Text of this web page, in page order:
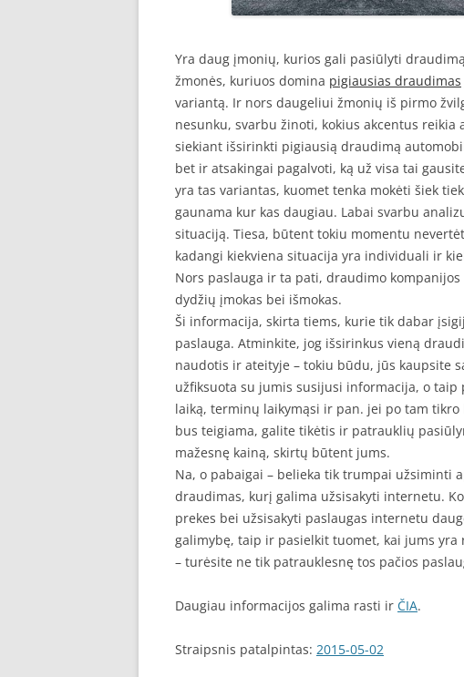
Yra daug įmonių, kurios gali pasiūlyti
žmonės, kuriuos domina pigiausias draudimas
variantą. Ir nors daugeliui žmonių iš pirmo
nesunku, svarbu žinoti, kokius akcentus
siekiant išsirinkti pigiausią draudimą
bet ir atsakingai pagalvoti, ką už visa tai
yra tas variantas, kuomet tenka mokėti šiek
gaunama kur kas daugiau. Labai svarbu
situaciją. Tiesa, būtent tokiu momentu
kadangi kiekviena situacija yra individuali ir
Nors paslauga ir ta pati, draudimo
dydžių įmokas bei išmokas.
Ši informacija, skirta tiems, kurie tik dabar
paslauga. Atminkite, jog išsirinkus vieną
naudotis ir ateityje – tokiu būdu, jūs kaupsite
užfiksuota su jumis susijusi informacija, o
laiką, terminų laikymąsi ir pan. jei po tam
bus teigiama, galite tikėtis ir patrauklių
mažesnę kainą, skirtų būtent jums.
Na, o pabaigai – belieka tik trumpai užsiminti
draudimas, kurį galima užsisakyti internetu.
prekes bei užsisakyti paslaugas internetu
galimybę, taip ir pasielkit tuomet, kai jums yra
– turėsite ne tik patrauklesnę tos pačios
Daugiau informacijos galima rasti ir ČIA.
Straipsnis patalpintas: 2015-05-02